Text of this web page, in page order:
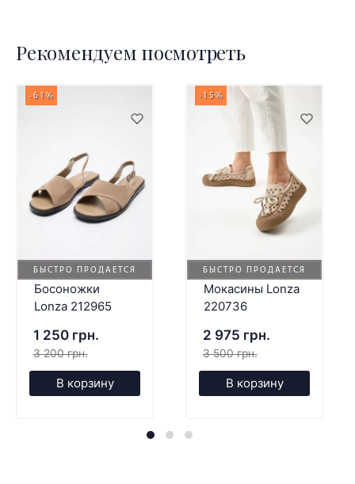
Рекомендуем посмотреть
БЫСТРО ПРОДАЕТСЯ
-61%
Босоножки
Lonza 212965
1 250 грн.
3 200 грн.
В корзину
БЫСТРО ПРОДАЕТСЯ
-15%
Мокасины Lonza
220736
2 975 грн.
3 500 грн.
В корзину